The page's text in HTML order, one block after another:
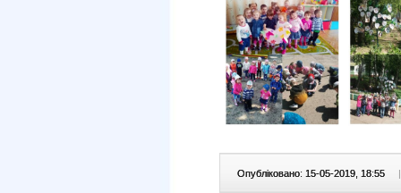
Опубліковано: 15-05-2019, 18:55 |